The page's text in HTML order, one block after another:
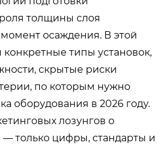
толщины слоя
осаждения. В этой
типы установок,
скрытые риски
по которым нужно
оборудования в 2026 году.
лозунгов о
— только цифры, стандарты и